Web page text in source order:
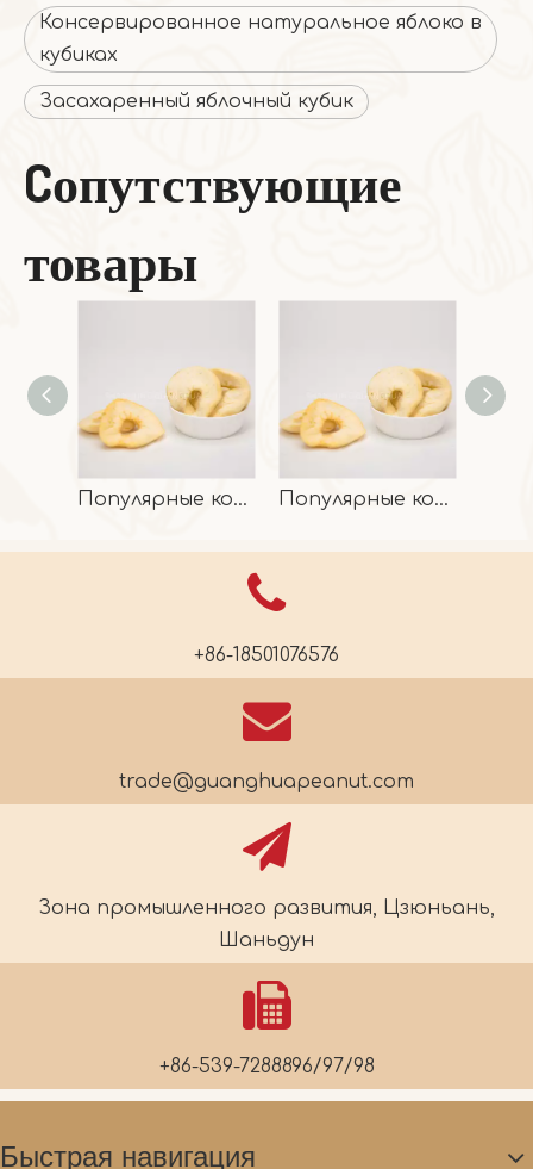
Консервированное натуральное яблоко в
кубиках
Засахаренный яблочный кубик
Cопутствующие
товары
Популярные кольца из сушеных яблок хорошего вкуса Популярные кольца из сушеных яблок хорошего вкуса
+86-18501076576
trade@guanghuapeanut.com
Зона промышленного развития, Цзюньань,
Шаньдун
+86-539-7288896/97/98
Быстрая навигация